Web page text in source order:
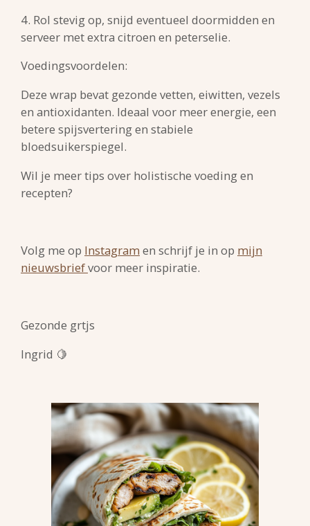
4. Rol stevig op, snijd eventueel doormidden en
serveer met extra citroen en peterselie.
Voedingsvoordelen:
Deze wrap bevat gezonde vetten, eiwitten, vezels
en antioxidanten. Ideaal voor meer energie, een
betere spijsvertering en stabiele
bloedsuikerspiegel.
Wil je meer tips over holistische voeding en
recepten?
Volg me op Instagram en schrijf je in op mijn
nieuwsbriefvoor meer inspiratie.
Gezonde grtjs
Ingrid 🍋